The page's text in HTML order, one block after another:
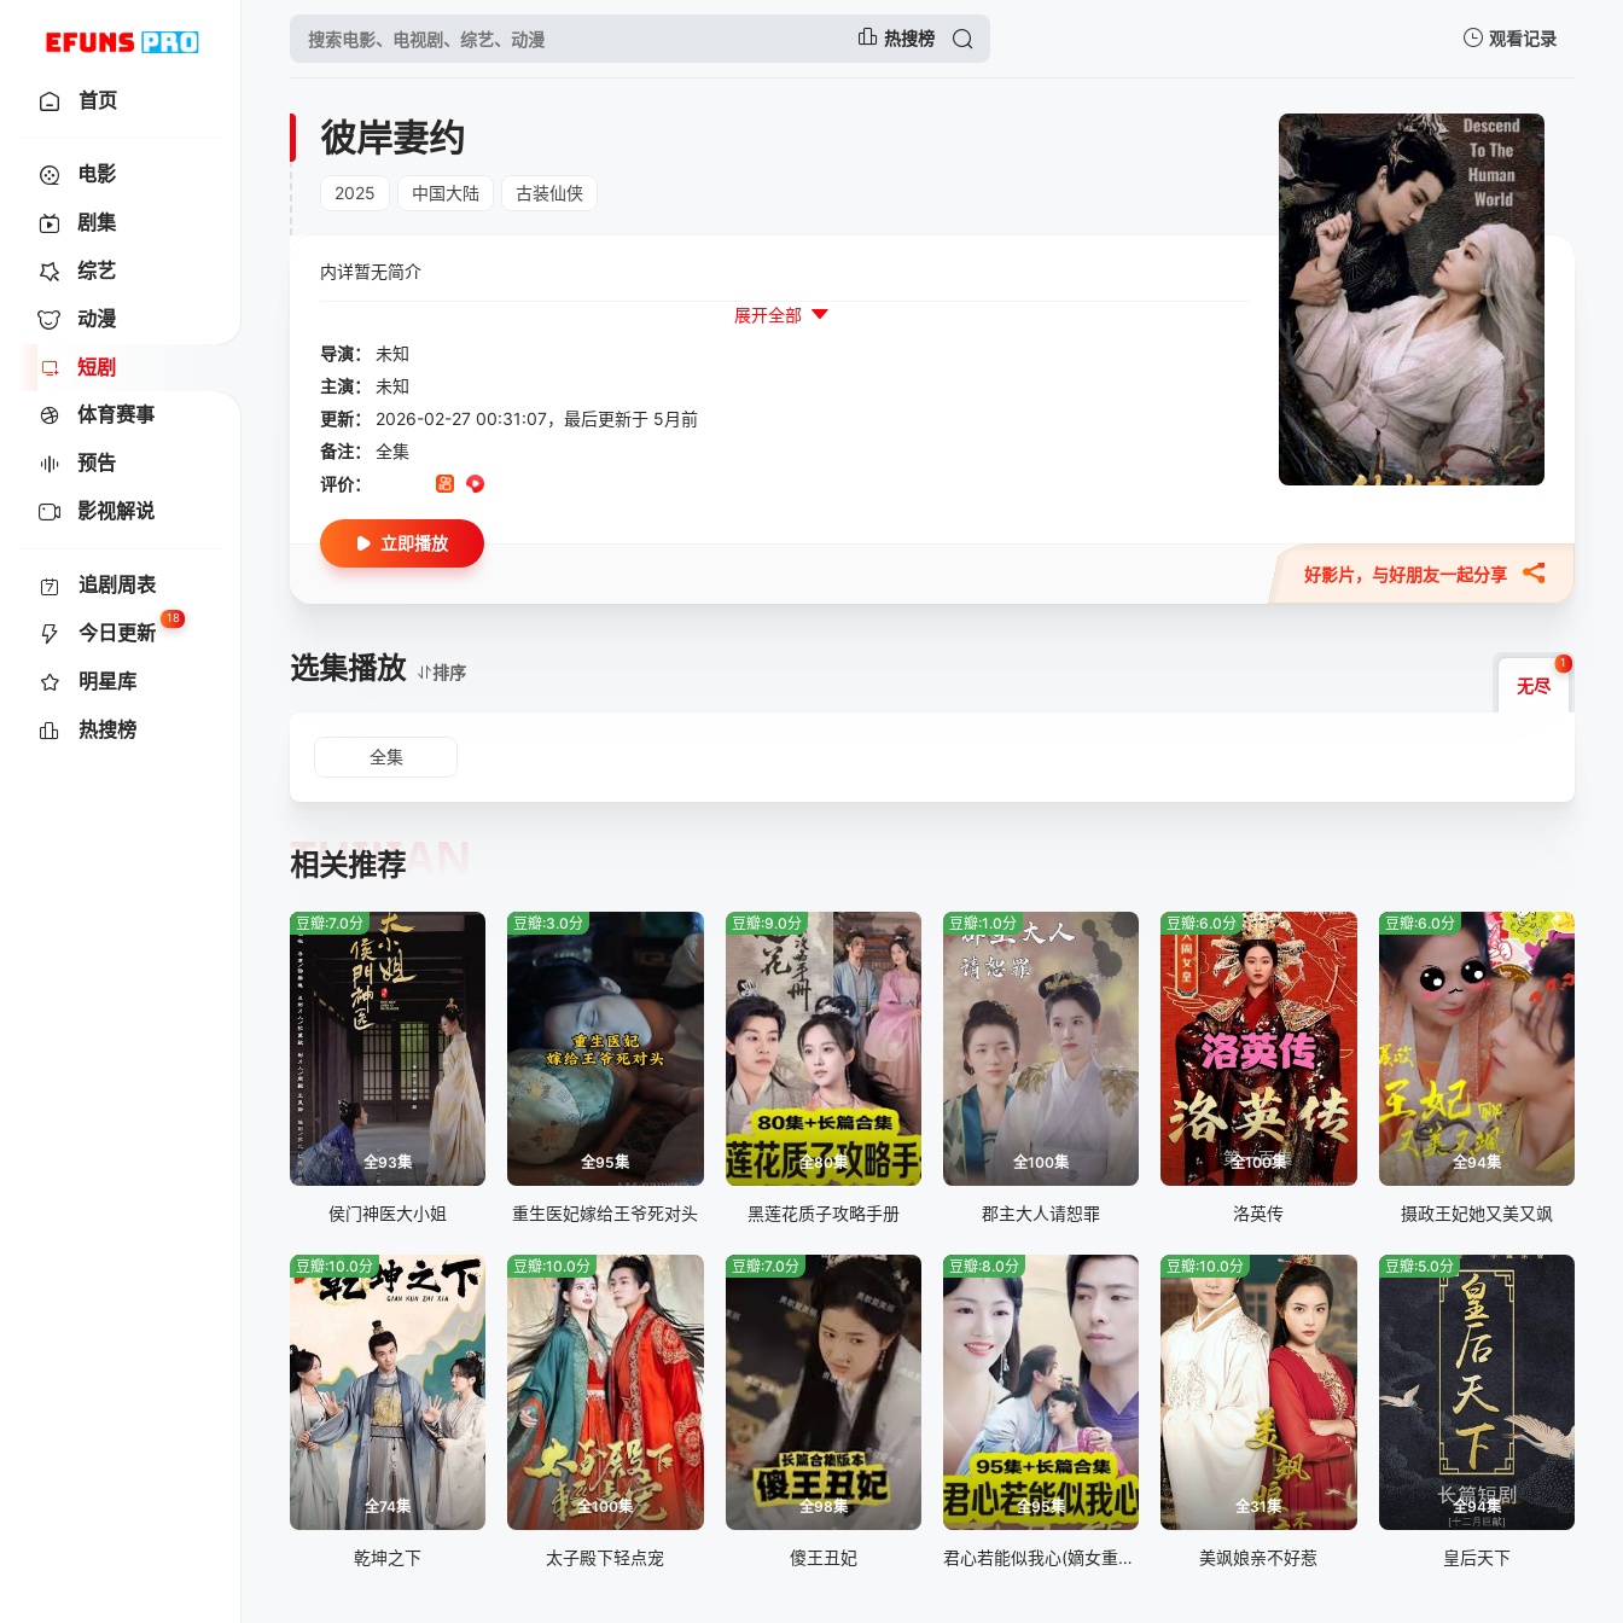
热搜榜 观看记录
暂无观看影片的记录
首页
电影
剧集
综艺
动漫
短剧
体育赛事
预告
影视解说
追剧周表
今日更新
18
明星库
热搜榜
彼岸妻约
2025 中国大陆 古装仙侠
内详暂无简介
展开全部
导演：
未知
主演：
未知
更新：
2026-02-27 00:31:07，最后更新于 5月前
备注：
全集
评价：
好影片，与好朋友一起分享
立即播放
选集播放 排序
无尽
1
全集
相关推荐
TUIJIAN
全93集
豆瓣:7.0分
侯门神医大小姐
全95集
豆瓣:3.0分
重生医妃嫁给王爷死对头
全80集
豆瓣:9.0分
黑莲花质子攻略手册
全100集
豆瓣:1.0分
郡主大人请恕罪
全100集
豆瓣:6.0分
洛英传
全94集
豆瓣:6.0分
摄政王妃她又美又飒
全74集
豆瓣:10.0分
乾坤之下
全100集
豆瓣:10.0分
太子殿下轻点宠
全98集
豆瓣:7.0分
傻王丑妃
全95集
豆瓣:8.0分
君心若能似我心(嫡女重生权臣的掌心宠)
全31集
豆瓣:10.0分
美飒娘亲不好惹
全94集
豆瓣:5.0分
皇后天下